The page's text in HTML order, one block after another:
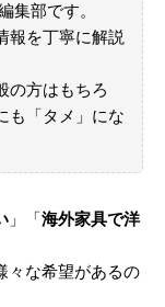
集部です。
報を丁寧に解説
の方はもちろ
も「タメ」にな
」「海外家具で洋
々な希望があるの